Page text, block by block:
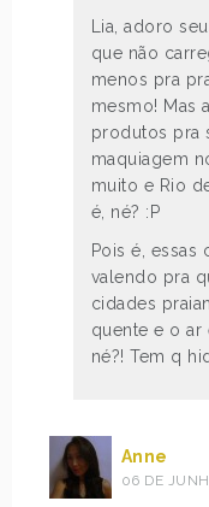
Lia, adoro
que não
menos pra
mesmo! Mas
produtos pra
maquiagem
muito e Rio
é, né? :P
Pois é, essas
valendo pra
cidades
quente e o
né?! Tem q
Anne
06 DE